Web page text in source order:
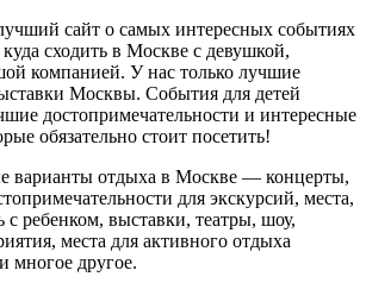
сайт о самых интересных событиях
сходить в Москве с девушкой,
компанией. У нас только лучшие
Москвы. События для детей
достопримечательности и интересные
обязательно стоит посетить!
варианты отдыха в Москве — концерты,
для экскурсий, места,
с ребенком, выставки, театры, шоу,
места для активного отдыха
многое другое.